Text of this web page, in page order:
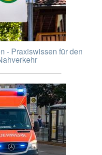
- Praxiswissen für den